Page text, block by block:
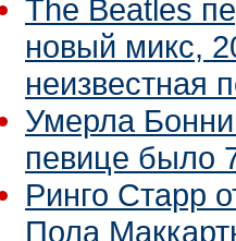
The Beatles
новый микс,
неизвестная
Умерла
певице было
Ринго Старр
Пола